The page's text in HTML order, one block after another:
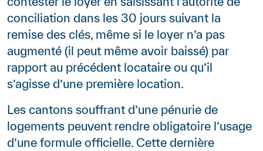
conciliation dans les 30 jours suivant la
remise des clés, même si le loyer n’a pas
augmenté (il peut même avoir baissé) par
rapport au précédent locataire ou qu’il
s’agisse d’une première location.
Les cantons souffrant d’une pénurie de
logements peuvent rendre obligatoire l’usage
d’une formule officielle. Cette dernière